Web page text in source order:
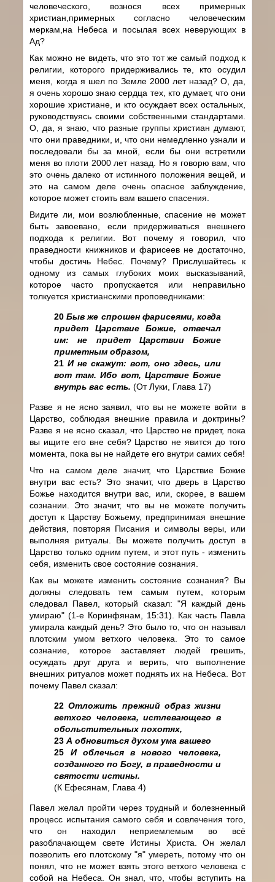
человеческого, вознося всех примерных
христиан,примерных согласно человеческим
меркам,на Небеса и посылая всех неверующих в
Ад?
Как можно не видеть, что это тот же самый подход к
религии, которого придерживались те, кто осудил
меня, когда я шел по Земле 2000 лет назад? О, да,
я очень хорошо знаю сердца тех, кто думает, что они
хорошие христиане, и кто осуждает всех остальных,
руководствуясь своими собственными стандартами.
О, да, я знаю, что разные группы христиан думают,
что они праведники, и, что они немедленно узнали и
последовали бы за мной, если бы они встретили
меня во плоти 2000 лет назад. Но я говорю вам, что
это очень далеко от истинного положения вещей, и
это на самом деле очень опасное заблуждение,
которое может стоить вам вашего спасения.
Видите ли, мои возлюбленные, спасение не может
быть завоевано, если придерживаться внешнего
подхода к религии. Вот почему я говорил, что
праведности книжников и фарисеев не достаточно,
чтобы достичь Небес. Почему? Прислушайтесь к
одному из самых глубоких моих высказываний,
которое часто пропускается или неправильно
толкуется христианскими проповедниками:
20 Быв же спрошен фарисеями, когда
придет Царствие Божие, отвечал
им: не придет Царствии Божие
приметным образом,
21 И не скажут: вот, оно здесь, или
вот там. Ибо вот, Царствие Божие
внутрь вас есть. (От Луки, Глава 17)
Разве я не ясно заявил, что вы не можете войти в
Царство, соблюдая внешние правила и доктрины?
Разве я не ясно сказал, что Царство не придет, пока
вы ищите его вне себя? Царство не явится до того
момента, пока вы не найдете его внутри самих себя!
Что на самом деле значит, что Царствие Божие
внутри вас есть? Это значит, что дверь в Царство
Божье находится внутри вас, или, скорее, в вашем
сознании. Это значит, что вы не можете получить
доступ к Царству Божьему, предпринимая внешние
действия, повторяя Писания и символы веры, или
выполняя ритуалы. Вы можете получить доступ в
Царство только одним путем, и этот путь - изменить
себя, изменить свое состояние сознания.
Как вы можете изменить состояние сознания? Вы
должны следовать тем самым путем, которым
следовал Павел, который сказал: "Я каждый день
умираю" (1-е Коринфянам, 15:31). Как часть Павла
умирала каждый день? Это было то, что он называл
плотским умом ветхого человека. Это то самое
сознание, которое заставляет людей грешить,
осуждать друг друга и верить, что выполнение
внешних ритуалов может поднять их на Небеса. Вот
почему Павел сказал:
22 Отложить прежний образ жизни
ветхого человека, истлевающего в
обольстительных похотях,
23А обновиться духом ума вашего
25 И облечься в нового человека,
созданного по Богу, в праведности и
святости истины.
(К Ефесянам, Глава 4)
Павел желал пройти через трудный и болезненный
процесс испытания самого себя и совлечения того,
что он находил неприемлемым во всё
разоблачающем свете Истины Христа. Он желал
позволить его плотскому "я" умереть, потому что он
понял, что не может взять этого ветхого человека с
собой на Небеса. Он знал, что, чтобы вступить на